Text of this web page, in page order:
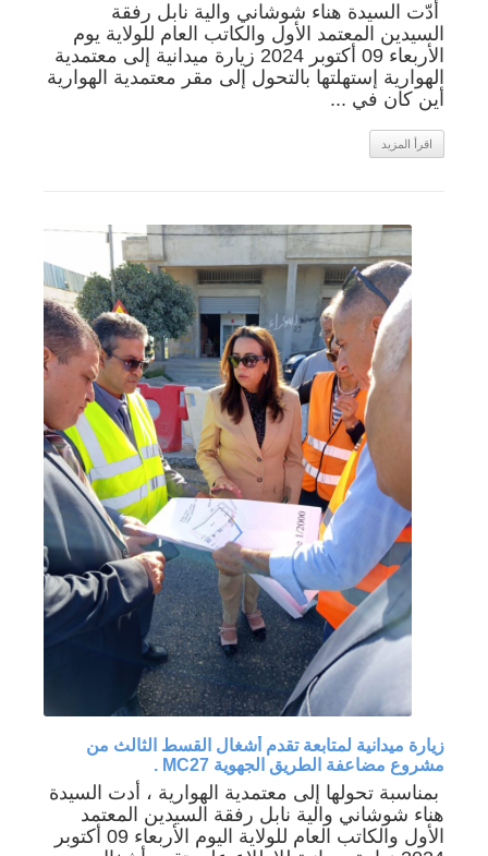
أدّت السيدة هناء شوشاني والية نابل رفقة
السيدين المعتمد الأول والكاتب العام للولاية يوم
الأربعاء 09 أكتوبر 2024 زيارة ميدانية إلى معتمدية
الهوارية إستهلتها بالتحول إلى مقر معتمدية الهوارية
أين كان في ...
اقرأ المزيد
زيارة ميدانية لمتابعة تقدم أشغال القسط الثالث من
مشروع مضاعفة الطريق الجهوية MC27 .
بمناسبة تحولها إلى معتمدية الهوارية ، أدت السيدة
هناء شوشاني والية نابل رفقة السيدين المعتمد
الأول والكاتب العام للولاية اليوم الأربعاء 09 أكتوبر